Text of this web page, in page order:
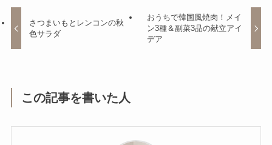
さつまいもとレンコンの秋
色サラダ
おうちで韓国風焼肉！メイ
ン3種＆副菜3品の献立アイ
デア
この記事を書いた人